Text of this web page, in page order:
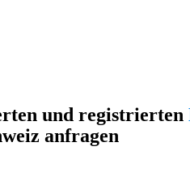
und registrierten
anfragen